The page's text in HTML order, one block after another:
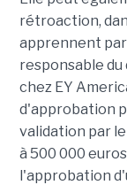
rétroaction,
apprennent
responsable
chez EY
d'approbation
validation par
à 500 000
l'approbation